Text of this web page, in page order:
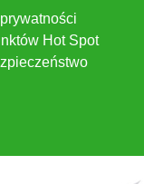
Hot Spot